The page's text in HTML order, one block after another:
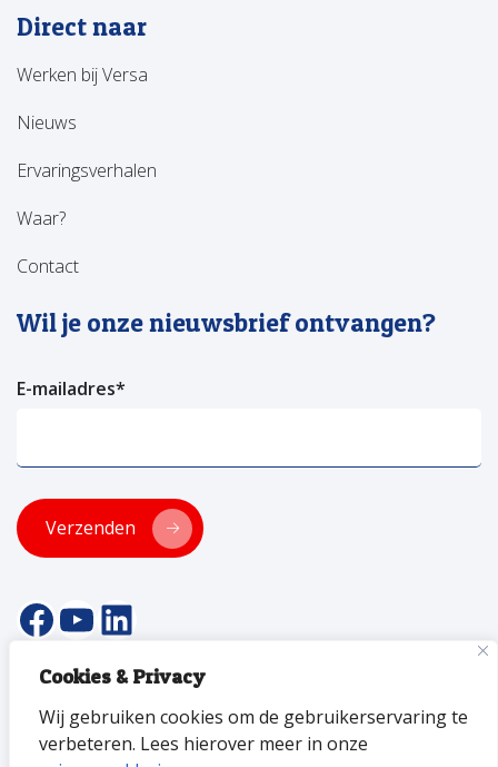
Cookies & Privacy
Wij gebruiken cookies om de gebruikerservaring te
verbeteren. Lees hierover meer in onze
Direct naar
Werken bij Versa
Nieuws
Ervaringsverhalen
Waar?
Contact
Wil je onze nieuwsbrief ontvangen?
E-mailadres*
Verzenden
facebookpagina van versa welzijn
YouTube pagina Versa Welzijn
Linkedin pagina Versa Welzijn
Privacyverklaring
Toegankelijkheid ANBIDisclaimer